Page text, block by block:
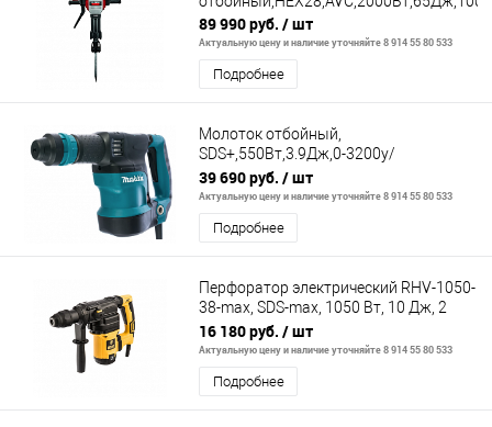
89 990 руб. / шт
Актуальную цену и наличие уточняйте 8 914 55 80 533
Подробнее
Молоток отбойный,
SDS+,550Вт,3.9Дж,0-3200у/
м,3.3кг,кейс
39 690 руб. / шт
Актуальную цену и наличие уточняйте 8 914 55 80 533
Подробнее
Перфоратор электрический RHV-1050-
38-max, SDS-max, 1050 Вт, 10 Дж, 2
плюс 1 реж.// Denzel
16 180 руб. / шт
Актуальную цену и наличие уточняйте 8 914 55 80 533
Подробнее